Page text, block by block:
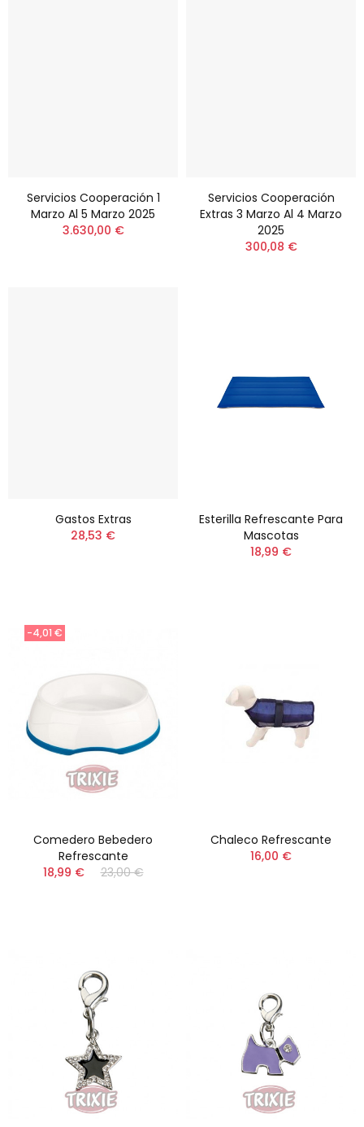
Servicios Cooperación 1
Marzo Al 5 Marzo 2025
3.630,00 €
Servicios Cooperación
Extras 3 Marzo Al 4 Marzo
2025
300,08 €
Gastos Extras
28,53 €
Esterilla Refrescante Para
Mascotas
18,99 €
-4,01 €
Comedero Bebedero
Refrescante
18,99 €
23,00 €
Chaleco Refrescante
16,00 €